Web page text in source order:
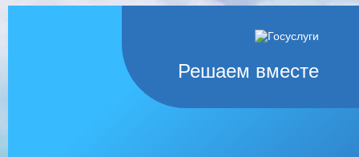
Решаем вместе